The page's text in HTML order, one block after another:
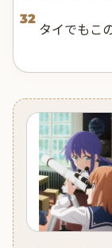
32
タイでもこ